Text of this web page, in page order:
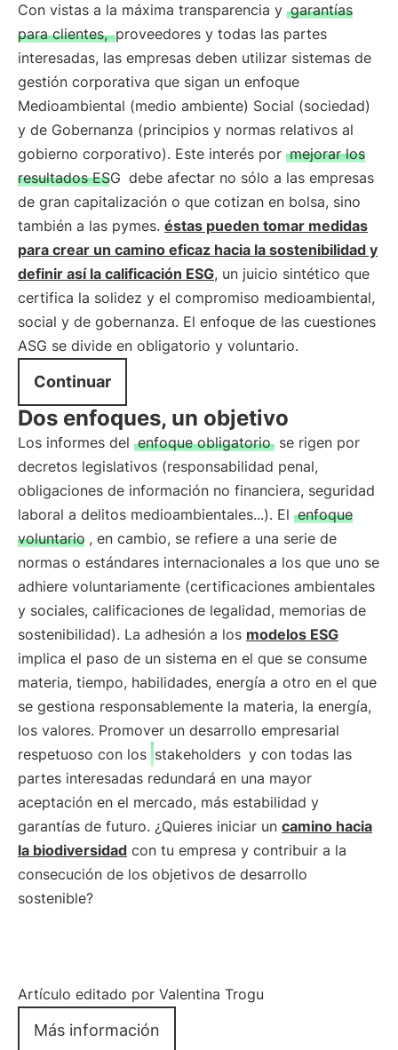
Con vistas a la máxima transparencia y garantías
para clientes, proveedores y todas las partes
interesadas, las empresas deben utilizar sistemas de
gestión corporativa que sigan un enfoque
Medioambiental (medio ambiente) Social (sociedad)
y de Gobernanza (principios y normas relativos al
gobierno corporativo). Este interés por mejorar los
resultados ESG debe afectar no sólo a las empresas
de gran capitalización o que cotizan en bolsa, sino
también a las pymes. éstas pueden tomar medidas
para crear un camino eficaz hacia la sostenibilidad y
definir así la calificación ESG, un juicio sintético que
certifica la solidez y el compromiso medioambiental,
social y de gobernanza. El enfoque de las cuestiones
ASG se divide en obligatorio y voluntario.
Continuar
Dos enfoques, un objetivo
Los informes del enfoque obligatorio se rigen por
decretos legislativos (responsabilidad penal,
obligaciones de información no financiera, seguridad
laboral a delitos medioambientales...). El enfoque
voluntario , en cambio, se refiere a una serie de
normas o estándares internacionales a los que uno se
adhiere voluntariamente (certificaciones ambientales
y sociales, calificaciones de legalidad, memorias de
sostenibilidad). La adhesión a los modelos ESG
implica el paso de un sistema en el que se consume
materia, tiempo, habilidades, energía a otro en el que
se gestiona responsablemente la materia, la energía,
los valores. Promover un desarrollo empresarial
respetuoso con los stakeholders y con todas las
partes interesadas redundará en una mayor
aceptación en el mercado, más estabilidad y
garantías de futuro. ¿Quieres iniciar un camino hacia
la biodiversidad con tu empresa y contribuir a la
consecución de los objetivos de desarrollo
sostenible?
Artículo editado por Valentina Trogu
Más información